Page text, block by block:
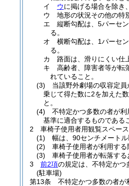
イ
ウに掲げる場合を除き
ウ
地形の状況その他の特
エ
縦断勾配は、5パーセ
る。
オ
横断勾配は、1パーセ
る。
カ
路面は、滑りにくい仕
キ
高齢者、障害者等が転
れていること。
(3)
当該野外劇場の収容定
乗じて得た数に2を加えた
と。
(4)
不特定かつ多数の者が
基準に適合するものである
2
車椅子使用者用観覧スペー
(1)
幅は、90センチメート
(2)
車椅子使用者が利用する
(3)
車椅子使用者が転落す
3
前2項の規定は、不特定かつ
(駐車場)
第13条
不特定かつ多数の者が